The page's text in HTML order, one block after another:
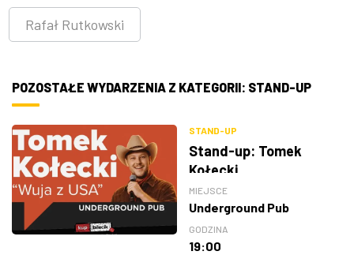
Rafał Rutkowski
POZOSTAŁE WYDARZENIA Z KATEGORII: STAND-UP
STAND-UP
Stand-up: Tomek
Kołecki
MIEJSCE
Underground Pub
GODZINA
19:00